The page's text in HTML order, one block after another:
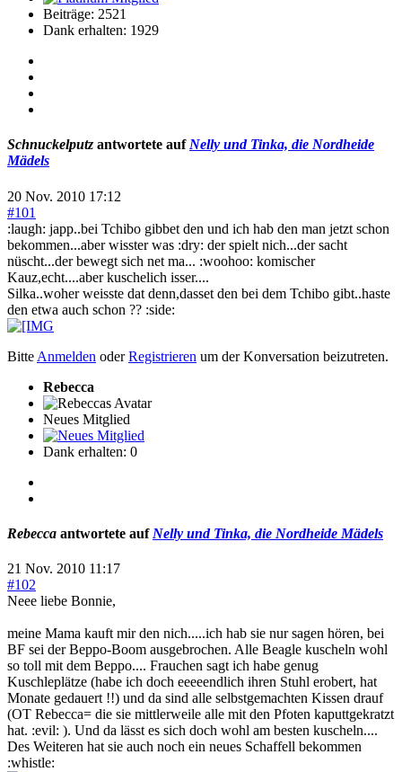
Beiträge: 2521
Dank erhalten: 1929
Schnuckelputz antwortete auf Nelly und Tinka, die Nordheide
Mädels
20 Nov. 2010 17:12
#101
:laugh: japp..bei Tchibo gibbet den und ich hab den man jetzt schon
bekommen...aber wisster was :dry: der spielt nich...der sacht
nüscht...der bewegt sich net ma... :woohoo: komischer
Kauz,echt....aber kuschelich isser....
Silka..woher weisste dat denn,dasset den bei dem Tchibo gibt..haste
den etwa auch schon ?? :side:
Bitte Anmelden oderRegistrieren um der Konversation beizutreten.
Rebecca
Neues Mitglied
Dank erhalten: 0
Rebecca antwortete auf Nelly und Tinka, die Nordheide Mädels
21 Nov. 2010 11:17
#102
Neee liebe Bonnie,
meine Mama kauft mir den nich.....ich hab sie nur sagen hören, bei
BF sei der Beppo-Boom ausgebrochen. Alle Beagle kuscheln wohl
so toll mit dem Beppo.... Frauchen sagt ich habe genug
Kuschleplätze (habe ich doch eeeeendlich ihren Stuhl erobert, hat
Monate gedauert !!) und da sind alle selbstgemachten Kissen drauf
(OT Rebecca= die sie mittlerweile alle mit den Pfoten kaputtgekratzt
hat. :evil: ). Und da lässt es sich doch wohl am besten kuscheln....
Des Weiteren hat sie auch noch ein neues Schaffell bekommen
:whistle: